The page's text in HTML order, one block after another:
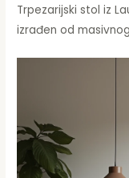
Trpezarijski stol iz
izrađen od